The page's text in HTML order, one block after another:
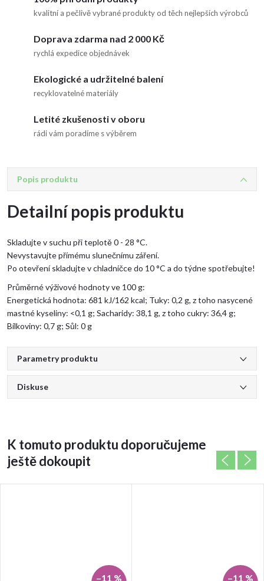
kvalitní a pečlivě vybrané produkty od těch nejlepších výrobců
Doprava zdarma nad 2 000 Kč
rychlá expedice objednávek
Ekologické a udržitelné balení
recyklovatelné materiály
Letité zkušenosti v oboru
rádi vám poradíme s výběrem
Popis produktu
Detailní popis produktu
Skladujte v suchu při teplotě 0 - 28 °C.
Nevystavujte přímému slunečnímu záření.
Po otevření skladujte v chladničce do 10 °C a do týdne spotřebujte!
Průměrné výživové hodnoty ve 100 g:
Energetická hodnota: 681 kJ/162 kcal; Tuky: 0,2 g, z toho nasycené
mastné kyseliny: <0,1 g; Sacharidy: 38,1 g, z toho cukry: 36,4 g;
Bílkoviny: 0,7 g; Sůl: 0 g
Parametry produktu
Diskuse
K tomuto produktu doporučujeme
ještě dokoupit
–11 % –11 %